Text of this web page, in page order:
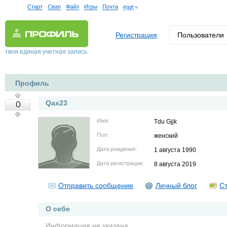
Старт Свап Файл Игры Почта еще
твоя единая учетная запись
Регистрация Пользователи
Профиль
0 Qax23
Имя: Tdu Gjjk
Пол: женский
Дата рождения: 1 августа 1990
Дата регистрации: 8 августа 2019
Отправить сообщение Личный блог
О себе